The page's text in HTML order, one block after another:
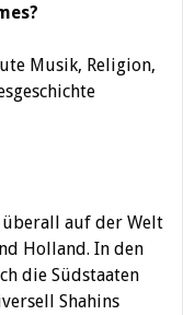
Musik, Religion,
auf der Welt
Holland. In den
die Südstaaten
Shahins